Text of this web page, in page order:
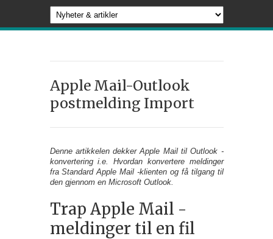
Apple Mail-Outlook
postmelding Import
Denne artikkelen dekker Apple Mail til Outlook -
konvertering i.e. Hvordan konvertere meldinger
fra Standard Apple Mail -klienten og få tilgang til
den gjennom en Microsoft Outlook.
Trap Apple Mail -
meldinger til en fil